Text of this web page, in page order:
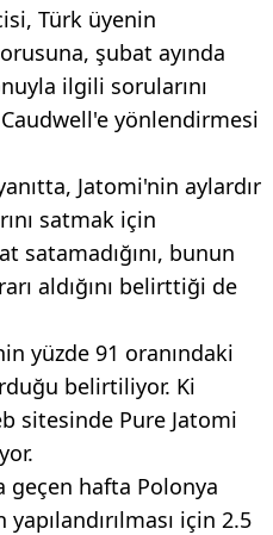
Türk üyenin
şubat ayında
ilgili sorularını
yönlendirmesi
Jatomi'nin aylardır
satmak için
satamadığını, bunun
aldığını belirttiği de
yüzde 91 oranındaki
belirtiliyor. Ki
sitesinde Pure Jatomi
geçen hafta Polonya
için 2.5